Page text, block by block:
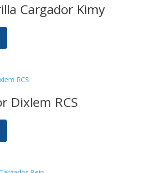
Cargador Kimy
Dixlem RCS